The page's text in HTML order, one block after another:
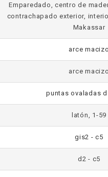
Emparedado, centro de
contrachapado exterior,
Makassar
arce
arce
puntas ovaladas
latón, 1-59
gis2 - c5
d2 - c5